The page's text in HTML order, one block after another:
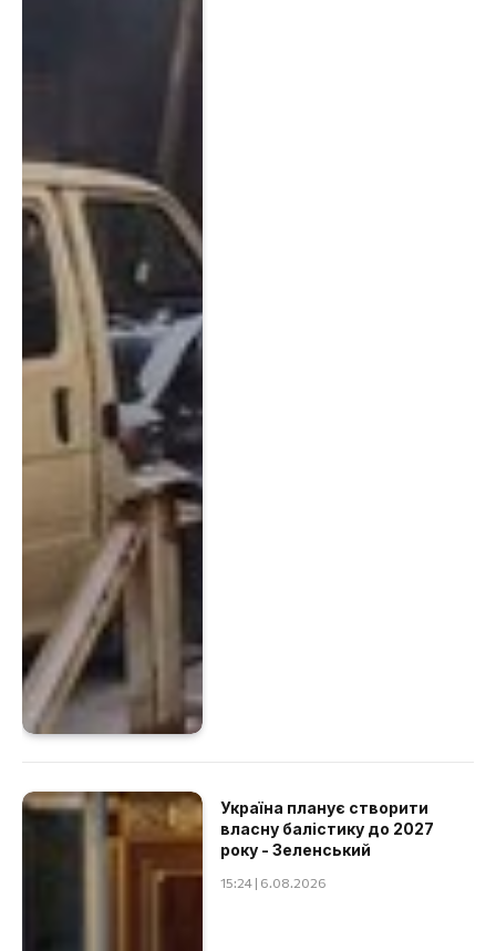
Україна планує створити
власну балістику до 2027
року - Зеленський
15:24 | 6.08.2026